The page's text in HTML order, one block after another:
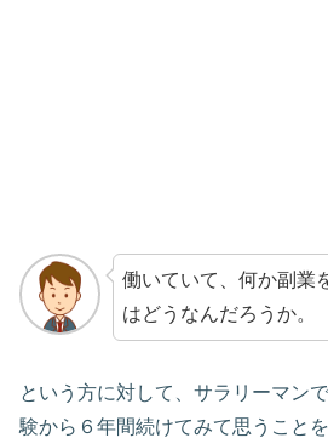
働いていて、何か副業
はどうなんだろうか。
という方に対して、サラリーマン
験から６年間続けてみて思うこと